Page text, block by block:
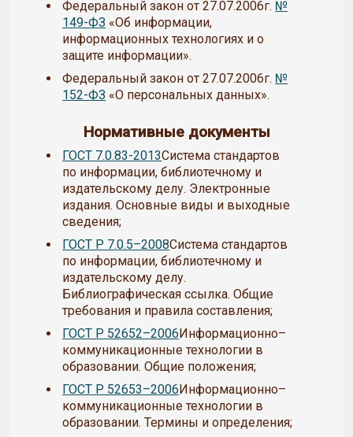
Федеральный закон от 27.07.2006г. №
149-ФЗ «Об информации,
информационных технологиях и о
защите информации».
Федеральный закон от 27.07.2006г. №
152-ФЗ «О персональных данных».
Нормативные документы
ГОСТ 7.0.83-2013Система стандартов
по информации, библиотечному и
издательскому делу. Электронные
издания. Основные виды и выходные
сведения;
ГОСТ Р 7.0.5–2008Система стандартов
по информации, библиотечному и
издательскому делу.
Библиографическая ссылка. Общие
требования и правила составления;
ГОСТ Р 52652–2006 Информационно–
коммуникационные технологии в
образовании. Общие положения;
ГОСТ Р 52653–2006 Информационно–
коммуникационные технологии в
образовании. Термины и определения;